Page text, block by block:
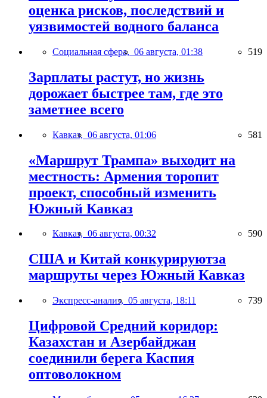
оценка рисков, последствий и
уязвимостей водного баланса
Социальная сфера, 06 августа, 01:38 519
Зарплаты растут, но жизнь
дорожает быстрее там, где это
заметнее всего
Кавказ, 06 августа, 01:06 581
«Маршрут Трампа» выходит на
местность: Армения торопит
проект, способный изменить
Южный Кавказ
Кавказ, 06 августа, 00:32 590
США и Китай конкурируютза
маршруты через Южный Кавказ
Экспресс-анализ, 05 августа, 18:11 739
Цифровой Средний коридор:
Казахстан и Азербайджан
соединили берега Каспия
оптоволокном